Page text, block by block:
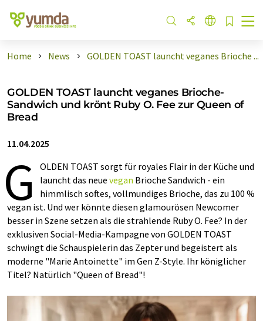
Home News GOLDEN TOAST launcht veganes Brioche ...
GOLDEN TOAST launcht veganes Brioche-
Sandwich und krönt Ruby O. Fee zur Queen of
Bread
11.04.2025
G
OLDEN TOAST sorgt für royales Flair in der Küche und
launcht das neue vegan Brioche Sandwich - ein
himmlisch softes, vollmundiges Brioche, das zu 100 %
vegan ist. Und wer könnte diesen glamourösen Newcomer
besser in Szene setzen als die strahlende Ruby O. Fee? In der
exklusiven Social-Media-Kampagne von GOLDEN TOAST
schwingt die Schauspielerin das Zepter und begeistert als
moderne "Marie Antoinette" im Gen Z-Style. Ihr königlicher
Titel? Natürlich "Queen of Bread"!